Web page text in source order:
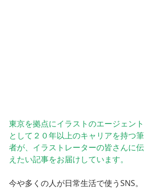
東京を拠点にイラストのエージェント
として２０年以上のキャリアを持つ筆
者が、イラストレーターの皆さんに伝
えたい記事をお届けしています。
今や多くの人が日常生活で使うSNS。